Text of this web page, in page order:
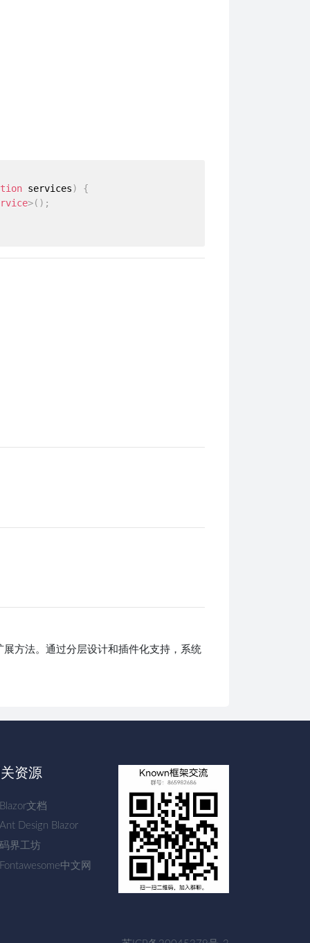
services)
{
>( ) ;
方法。通过分层设计和插件化支持，系统
资源
Blazor文档
Ant Design Blazor
码界工坊
Fontawesome中文网